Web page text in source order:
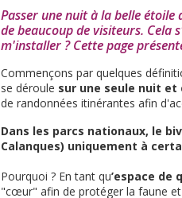
Passer une nuit à la belle
de beaucoup de visiteurs. Cela
m'installer ? Cette page
Commençons par quelques
se déroule sur une seule nuit
de randonnées itinérantes afin
Dans les parcs nationaux, le
Calanques) uniquement à
Pourquoi ? En tant qu’espace de
"cœur" afin de protéger la faune